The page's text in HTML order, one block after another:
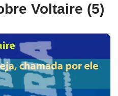
Voltaire (5)